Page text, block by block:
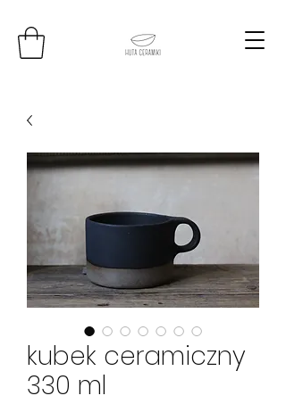
kubek ceramiczny
330 ml